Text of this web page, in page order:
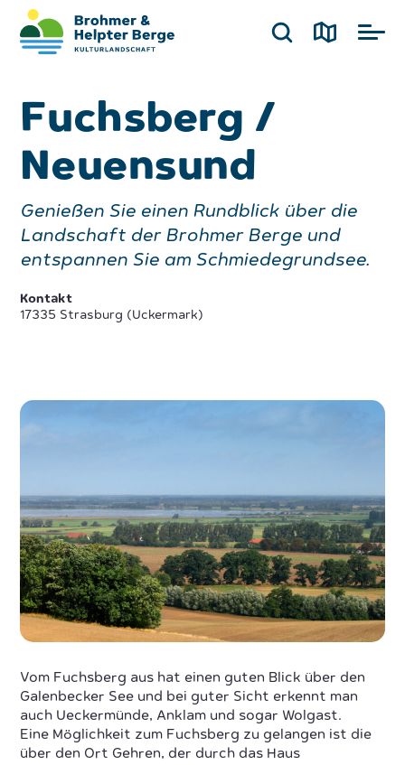
Fuchsberg /
Neuensund
Genießen Sie einen Rundblick über die
Landschaft der Brohmer Berge und
entspannen Sie am Schmiedegrundsee.
Kontakt
17335 Strasburg (Uckermark)
Vom Fuchsberg aus hat einen guten Blick über den
Galenbecker See und bei guter Sicht erkennt man
auch Ueckermünde, Anklam und sogar Wolgast.
Eine Möglichkeit zum Fuchsberg zu gelangen ist die
über den Ort Gehren, der durch das Haus